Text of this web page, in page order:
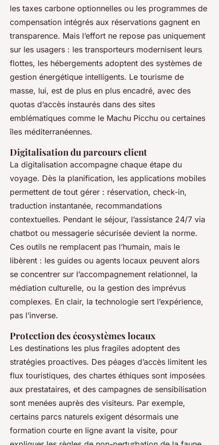
les taxes carbone optionnelles ou les programmes de
compensation intégrés aux réservations gagnent en
transparence. Mais l’effort ne repose pas uniquement
sur les usagers : les transporteurs modernisent leurs
flottes, les hébergements adoptent des systèmes de
gestion énergétique intelligents. Le tourisme de
masse, lui, est de plus en plus encadré, avec des
quotas d’accès instaurés dans des sites
emblématiques comme le Machu Picchu ou certaines
îles méditerranéennes.
Digitalisation du parcours client
La digitalisation accompagne chaque étape du
voyage. Dès la planification, les applications mobiles
permettent de tout gérer : réservation, check-in,
traduction instantanée, recommandations
contextuelles. Pendant le séjour, l’assistance 24/7 via
chatbot ou messagerie sécurisée devient la norme.
Ces outils ne remplacent pas l’humain, mais le
libèrent : les guides ou agents locaux peuvent alors
se concentrer sur l’accompagnement relationnel, la
médiation culturelle, ou la gestion des imprévus
complexes. En clair, la technologie sert l’expérience,
pas l’inverse.
Protection des écosystèmes locaux
Les destinations les plus fragiles adoptent des
stratégies proactives. Des péages d’accès limitent les
flux touristiques, des chartes éthiques sont imposées
aux prestataires, et des campagnes de sensibilisation
sont menées auprès des visiteurs. Par exemple,
certains parcs naturels exigent désormais une
formation courte en ligne avant la visite, pour